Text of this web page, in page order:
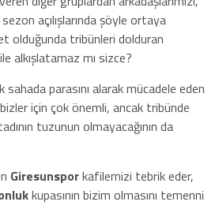
açılışlarında şöyle ortaya
olduğunda tribünleri dolduran
alkışlatamaz mı sizce?
parasını alarak mücadele eden
için çok önemli, ancak tribünde
tuzunun olmayacağının da
Giresunsporkafilemizi tebrik eder,
kupasının bizim olmasını temenni